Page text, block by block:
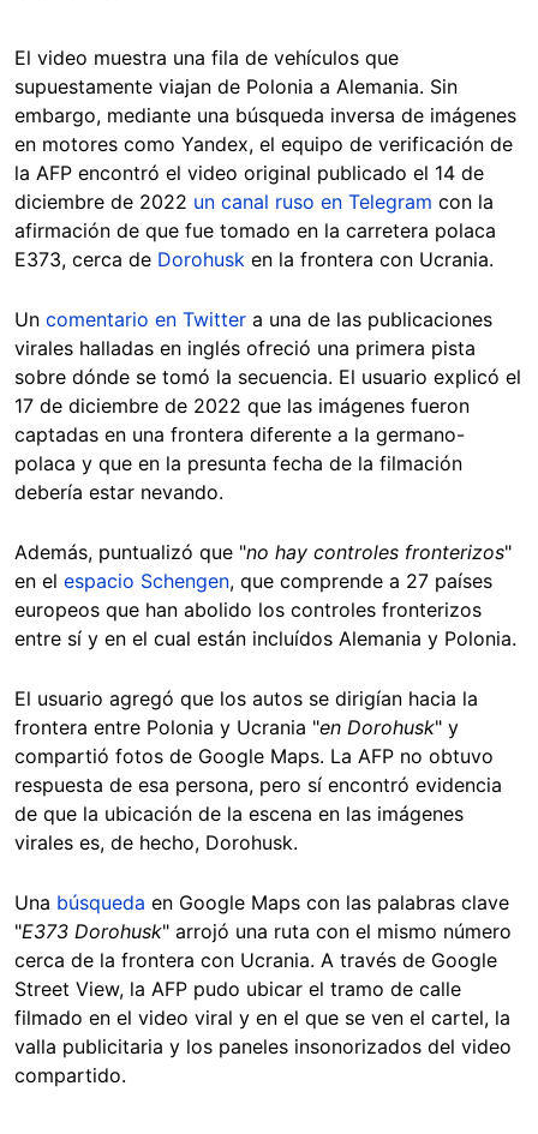
El video muestra una fila de vehículos que
supuestamente viajan de Polonia a Alemania. Sin
embargo, mediante una búsqueda inversa de imágenes
en motores como Yandex, el equipo de verificación de
la AFP encontró el video original publicado el 14 de
diciembre de 2022 un canal ruso en Telegram con la
afirmación de que fue tomado en la carretera polaca
E373, cerca de Dorohusk en la frontera con Ucrania.
Un comentario en Twitter a una de las publicaciones
virales halladas en inglés ofreció una primera pista
sobre dónde se tomó la secuencia. El usuario explicó el
17 de diciembre de 2022 que las imágenes fueron
captadas en una frontera diferente a la germano-
polaca y que en la presunta fecha de la filmación
debería estar nevando.
Además, puntualizó que "no hay controles fronterizos"
en el espacio Schengen, que comprende a 27 países
europeos que han abolido los controles fronterizos
entre sí y en el cual están incluídos Alemania y Polonia.
El usuario agregó que los autos se dirigían hacia la
frontera entre Polonia y Ucrania "en Dorohusk" y
compartió fotos de Google Maps. La AFP no obtuvo
respuesta de esa persona, pero sí encontró evidencia
de que la ubicación de la escena en las imágenes
virales es, de hecho, Dorohusk.
Una búsqueda en Google Maps con las palabras clave
"E373 Dorohusk" arrojó una ruta con el mismo número
cerca de la frontera con Ucrania. A través de Google
Street View, la AFP pudo ubicar el tramo de calle
filmado en el video viral y en el que se ven el cartel, la
valla publicitaria y los paneles insonorizados del video
compartido.